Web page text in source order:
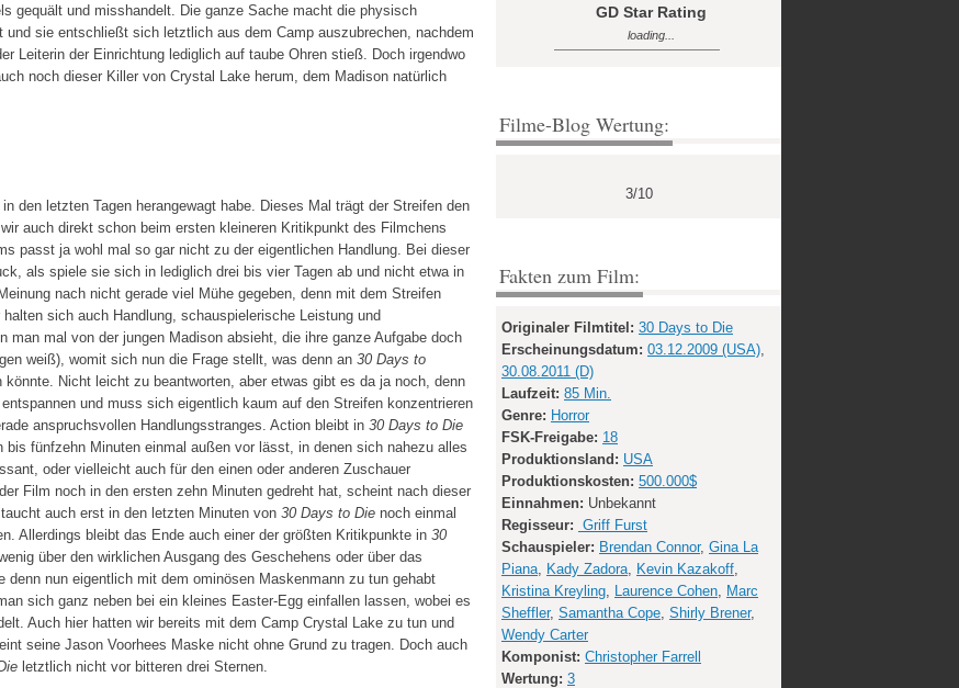
gequält und misshandelt. Die ganze Sache macht die physisch
und sie entschließt sich letztlich aus dem Camp auszubrechen, nachdem
Leiterin der Einrichtung lediglich auf taube Ohren stieß. Doch irgendwo
noch dieser Killer von Crystal Lake herum, dem Madison natürlich
den letzten Tagen herangewagt habe. Dieses Mal trägt der Streifen den
wir auch direkt schon beim ersten kleineren Kritikpunkt des Filmchens
passt ja wohl mal so gar nicht zu der eigentlichen Handlung. Bei dieser
als spiele sie sich in lediglich drei bis vier Tagen ab und nicht etwa in
nach nicht gerade viel Mühe gegeben, denn mit dem Streifen
sich auch Handlung, schauspielerische Leistung und
man mal von der jungen Madison absieht, die ihre ganze Aufgabe doch
weiß), womit sich nun die Frage stellt, was denn an 30 Days to
Nicht leicht zu beantworten, aber etwas gibt es da ja noch, denn
und muss sich eigentlich kaum auf den Streifen konzentrieren
anspruchsvollen Handlungsstranges. Action bleibt in 30 Days to Die
fünfzehn Minuten einmal außen vor lässt, in denen sich nahezu alles
oder vielleicht auch für den einen oder anderen Zuschauer
Film noch in den ersten zehn Minuten gedreht hat, scheint nach dieser
auch erst in den letzten Minuten von 30 Days to Die noch einmal
Allerdings bleibt das Ende auch einer der größten Kritikpunkte in 30
über den wirklichen Ausgang des Geschehens oder über das
denn nun eigentlich mit dem ominösen Maskenmann zu tun gehabt
sich ganz neben bei ein kleines Easter-Egg einfallen lassen, wobei es
Auch hier hatten wir bereits mit dem Camp Crystal Lake zu tun und
seine Jason Voorhees Maske nicht ohne Grund zu tragen. Doch auch
letztlich nicht vor bitteren drei Sternen.
GD Star Rating
loading...
Filme-Blog Wertung:
3/10
Fakten zum Film:
Originaler Filmtitel: 30 Days to Die
Erscheinungsdatum: 03.12.2009 (USA),
30.08.2011 (D)
Laufzeit: 85 Min.
Genre: Horror
FSK-Freigabe: 18
Produktionsland: USA
Produktionskosten: 500.000$
Einnahmen: Unbekannt
Regisseur: Griff Furst
Schauspieler: Brendan Connor, Gina La
Piana, Kady Zadora, Kevin Kazakoff,
Kristina Kreyling, Laurence Cohen, Marc
Sheffler, Samantha Cope, Shirly Brener,
Wendy Carter
Komponist: Christopher Farrell
Wertung: 3